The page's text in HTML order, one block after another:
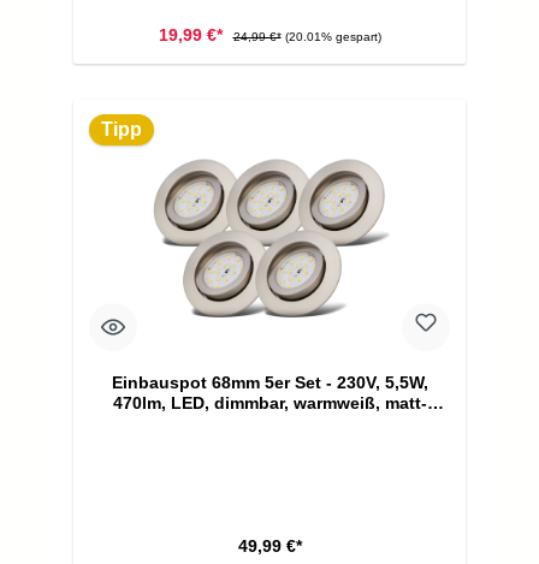
19,99 €* 24,99 €* (20.01% gespart)
Tipp
Einbauspot 68mm 5er Set - 230V, 5,5W,
470lm, LED, dimmbar, warmweiß, matt-
49,99 €*